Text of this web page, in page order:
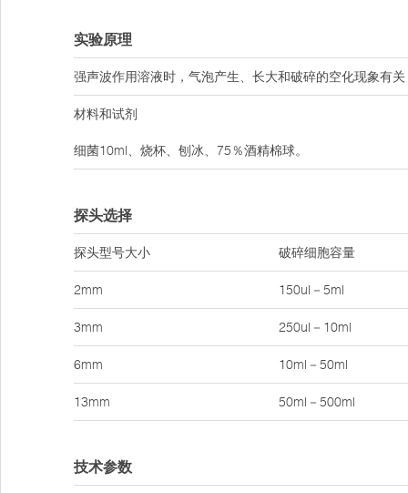
实验原理
强声波作用溶液时，气泡产生、长大和破碎的空化现象有
材料和试剂
细菌10ml、烧杯、刨冰、75％酒精棉球。
探头选择
探头型号大小 破碎细胞容量
2mm 150ul－5ml
3mm 250ul－10ml
6mm 10ml－50ml
13mm 50ml－500ml
技术参数